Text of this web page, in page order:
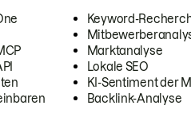
Keyword-
Marktanalyse
Lokale SEO
KI-Sentiment der
Backlink-Analyse